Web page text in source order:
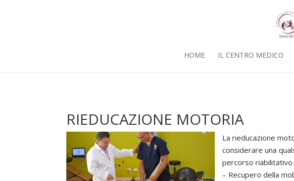
HOME IL CENTRO MEDICO
RIEDUCAZIONE MOTORIA
La rieducazione
considerare una
percorso riabilitativo
– Recupero della